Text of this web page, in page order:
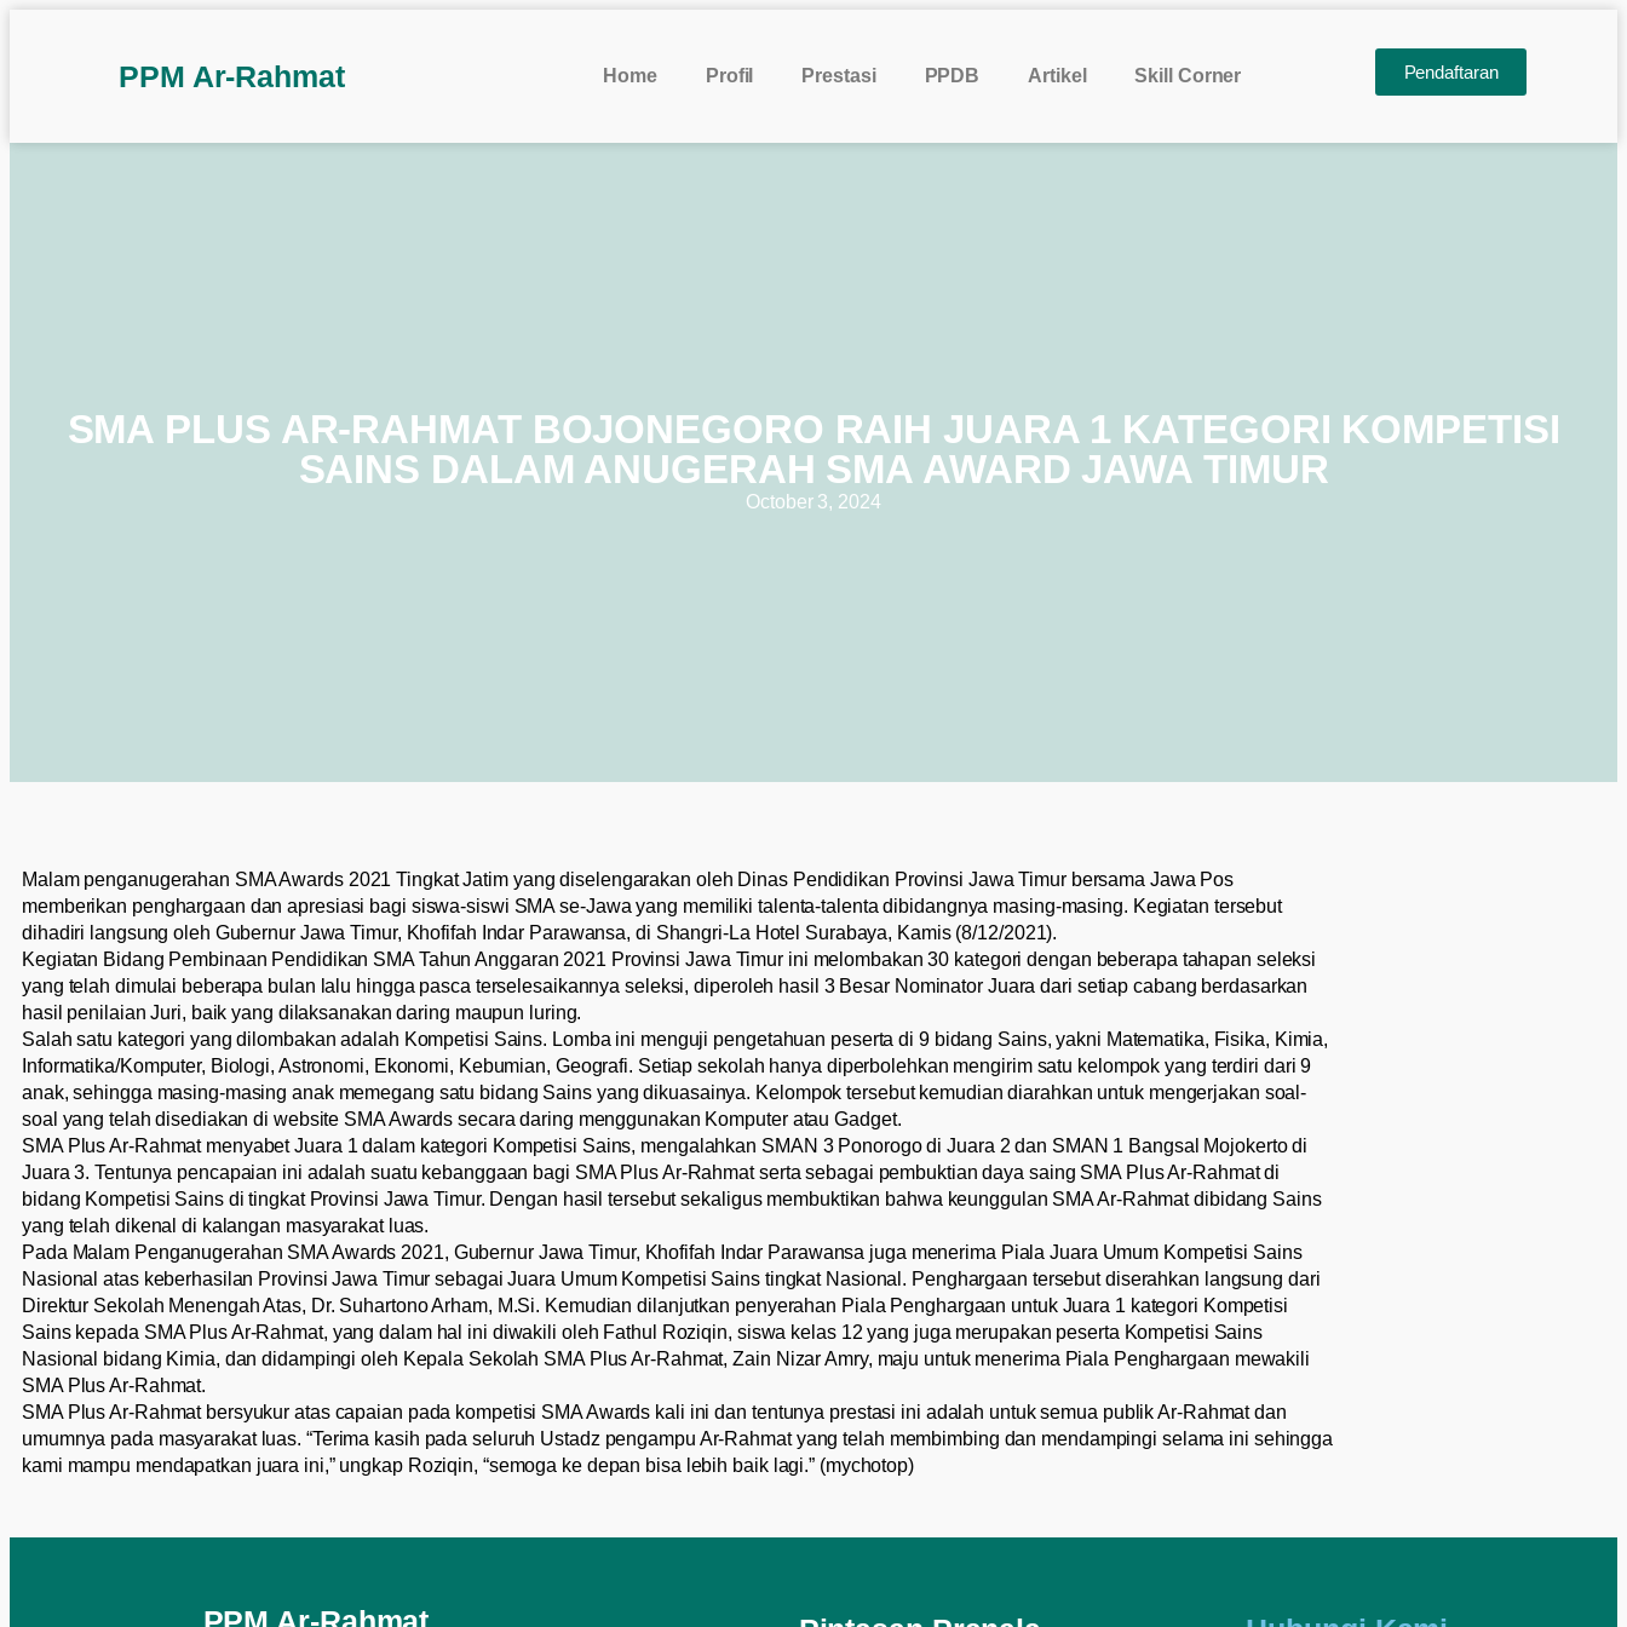
PPM Ar-Rahmat Home Profil Prestasi PPDB Artikel Skill Corner Pendaftaran
SMA PLUS AR-RAHMAT BOJONEGORO RAIH JUARA 1 KATEGORI KOMPETISI
SAINS DALAM ANUGERAH SMA AWARD JAWA TIMUR
October 3, 2024
Malam penganugerahan SMA Awards 2021 Tingkat Jatim yang diselengarakan oleh Dinas Pendidikan Provinsi Jawa Timur bersama Jawa Pos
memberikan penghargaan dan apresiasi bagi siswa-siswi SMA se-Jawa yang memiliki talenta-talenta dibidangnya masing-masing. Kegiatan tersebut
dihadiri langsung oleh Gubernur Jawa Timur, Khofifah Indar Parawansa, di Shangri-La Hotel Surabaya, Kamis (8/12/2021).
Kegiatan Bidang Pembinaan Pendidikan SMA Tahun Anggaran 2021 Provinsi Jawa Timur ini melombakan 30 kategori dengan beberapa tahapan seleksi
yang telah dimulai beberapa bulan lalu hingga pasca terselesaikannya seleksi, diperoleh hasil 3 Besar Nominator Juara dari setiap cabang berdasarkan
hasil penilaian Juri, baik yang dilaksanakan daring maupun luring.
Salah satu kategori yang dilombakan adalah Kompetisi Sains. Lomba ini menguji pengetahuan peserta di 9 bidang Sains, yakni Matematika, Fisika, Kimia,
Informatika/Komputer, Biologi, Astronomi, Ekonomi, Kebumian, Geografi. Setiap sekolah hanya diperbolehkan mengirim satu kelompok yang terdiri dari 9
anak, sehingga masing-masing anak memegang satu bidang Sains yang dikuasainya. Kelompok tersebut kemudian diarahkan untuk mengerjakan soal-
soal yang telah disediakan di website SMA Awards secara daring menggunakan Komputer atau Gadget.
SMA Plus Ar-Rahmat menyabet Juara 1 dalam kategori Kompetisi Sains, mengalahkan SMAN 3 Ponorogo di Juara 2 dan SMAN 1 Bangsal Mojokerto di
Juara 3. Tentunya pencapaian ini adalah suatu kebanggaan bagi SMA Plus Ar-Rahmat serta sebagai pembuktian daya saing SMA Plus Ar-Rahmat di
bidang Kompetisi Sains di tingkat Provinsi Jawa Timur. Dengan hasil tersebut sekaligus membuktikan bahwa keunggulan SMA Ar-Rahmat dibidang Sains
yang telah dikenal di kalangan masyarakat luas.
Pada Malam Penganugerahan SMA Awards 2021, Gubernur Jawa Timur, Khofifah Indar Parawansa juga menerima Piala Juara Umum Kompetisi Sains
Nasional atas keberhasilan Provinsi Jawa Timur sebagai Juara Umum Kompetisi Sains tingkat Nasional. Penghargaan tersebut diserahkan langsung dari
Direktur Sekolah Menengah Atas, Dr. Suhartono Arham, M.Si. Kemudian dilanjutkan penyerahan Piala Penghargaan untuk Juara 1 kategori Kompetisi
Sains kepada SMA Plus Ar-Rahmat, yang dalam hal ini diwakili oleh Fathul Roziqin, siswa kelas 12 yang juga merupakan peserta Kompetisi Sains
Nasional bidang Kimia, dan didampingi oleh Kepala Sekolah SMA Plus Ar-Rahmat, Zain Nizar Amry, maju untuk menerima Piala Penghargaan mewakili
SMA Plus Ar-Rahmat.
SMA Plus Ar-Rahmat bersyukur atas capaian pada kompetisi SMA Awards kali ini dan tentunya prestasi ini adalah untuk semua publik Ar-Rahmat dan
umumnya pada masyarakat luas. “Terima kasih pada seluruh Ustadz pengampu Ar-Rahmat yang telah membimbing dan mendampingi selama ini sehingga
kami mampu mendapatkan juara ini,” ungkap Roziqin, “semoga ke depan bisa lebih baik lagi.” (mychotop)